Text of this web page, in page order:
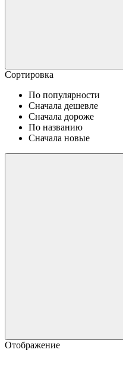
Сортировка
По популярности
Сначала дешевле
Сначала дороже
По названию
Сначала новые
Отображение